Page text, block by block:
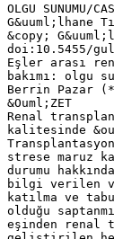
OLGU SUNUMU/
G&uuml;lhane
&copy;
doi:10.5455/
Eşler arası
bakımı: olgu
Berrin Pazar
&Ouml;ZET
Renal
kalitesinde
strese maruz
durumu
bilgi verilen
katılma ve
olduğu
eşinden renal